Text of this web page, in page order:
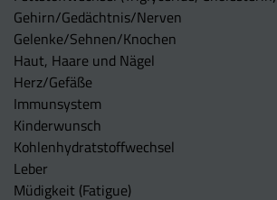
Gehirn/Gedächtnis/Nerven
Gelenke/Sehnen/Knochen
Haut, Haare und Nägel
Herz/Gefäße
Immunsystem
Kinderwunsch
Kohlenhydratstoffwechsel
Leber
Müdigkeit (Fatigue)